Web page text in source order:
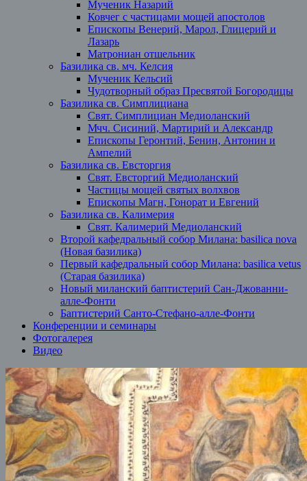
Мученик Назарий
Ковчег с частицами мощей апостолов
Епископы Венерий, Марол, Глицерий и
Лазарь
Матрониан отшельник
Базилика св. мч. Келсия
Мученик Кельсий
Чудотворный образ Пресвятой Богородицы
Базилика св. Симплициана
Свят. Симплициан Медиоланский
Мчч. Сисиний, Мартирий и Александр
Епископы Геронтий, Бенин, Антонин и
Ампелий
Базилика св. Евсторгия
Свят. Евсторгий Медиоланский
Частицы мощей святых волхвов
Епископы Магн, Гонорат и Евгений
Базилика св. Калимерия
Свят. Калимерий Медиоланский
Второй кафедральный собор Милана: basilica nova
(Новая базилика)
Первый кафедральный собор Милана: basilica vetus
(Старая базилика)
Новый миланский баптистерий Сан-Джованни-
алле-Фонти
Баптистерий Санто-Стефано-алле-Фонти
Конференции и семинары
Фотогалерея
Видео